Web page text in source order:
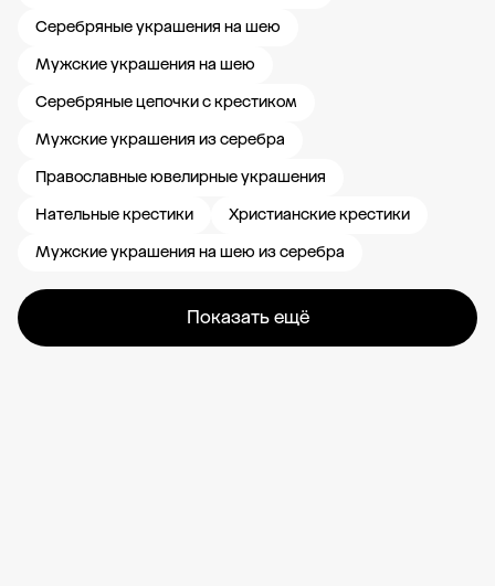
Серебряные украшения на шею
Мужские украшения на шею
Серебряные цепочки с крестиком
Мужские украшения из серебра
Православные ювелирные украшения
Нательные крестики
Христианские крестики
Мужские украшения на шею из серебра
Показать ещё